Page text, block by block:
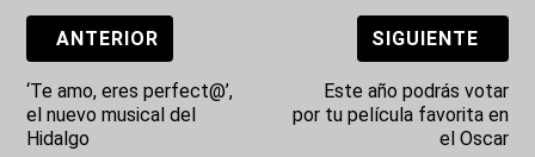
ANTERIOR
‘Te amo, eres perfect@’,
el nuevo musical del
Hidalgo
SIGUIENTE
Este año podrás votar
por tu película favorita en
el Oscar